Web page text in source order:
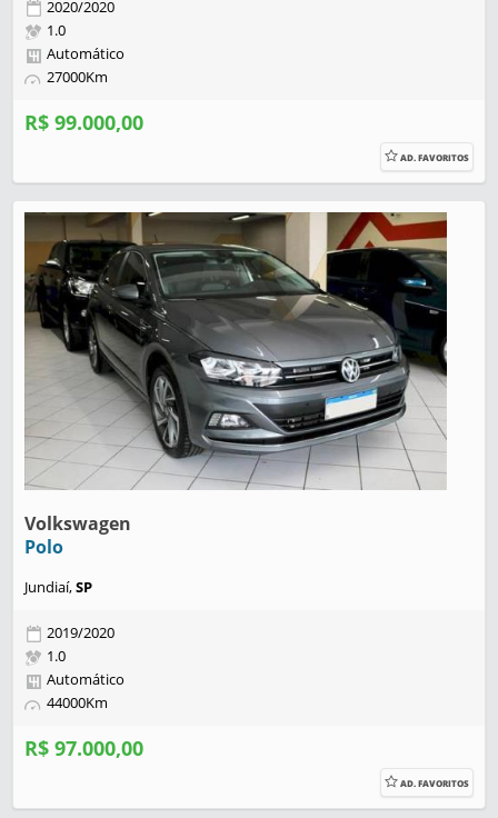
2020/2020
1.0
Automático
27000Km
R$ 99.000,00
AD. FAVORITOS
Volkswagen
Polo
Jundiaí,SP
2019/2020
1.0
Automático
44000Km
R$ 97.000,00
AD. FAVORITOS